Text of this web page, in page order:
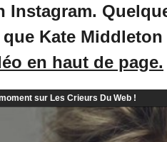
Instagram.
Kate
en haut de page.